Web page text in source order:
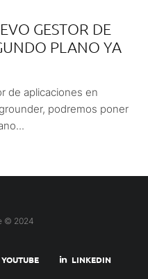
GESTOR DE
PLANO YA
de aplicaciones en
podremos poner
© 2024
YOUTUBE LINKEDIN